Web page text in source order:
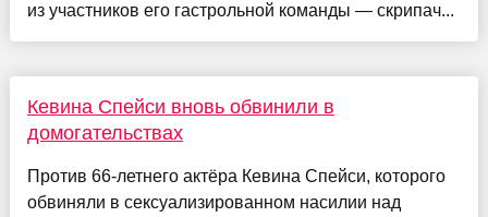
из участников его гастрольной команды — скрипач...
Кевина Спейси вновь обвинили в
домогательствах
Против 66-летнего актёра Кевина Спейси, которого
обвиняли в сексуализированном насилии над